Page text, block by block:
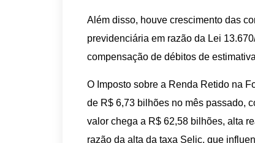
Além disso, houve crescimento das
previdenciária em razão da Lei
compensação de débitos de
O Imposto sobre a Renda Retido na
de R$ 6,73 bilhões no mês passado,
valor chega a R$ 62,58 bilhões, alta
razão da alta da taxa Selic, que